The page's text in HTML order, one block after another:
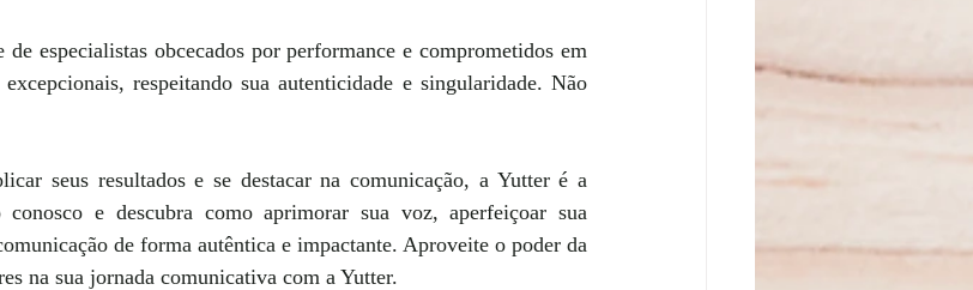
de especialistas obcecados por performance e comprometidos em
respeitando sua autenticidade e singularidade. Não
seus resultados e se destacar na comunicação, a Yutter é a
e descubra como aprimorar sua voz, aperfeiçoar sua
de forma autêntica e impactante. Aproveite o poder da
na sua jornada comunicativa com a Yutter.